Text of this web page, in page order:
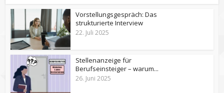
Vorstellungsgespräch: Das
strukturierte Interview
22. Juli 2025
Stellenanzeige für
Berufseinsteiger – warum...
26. Juni 2025